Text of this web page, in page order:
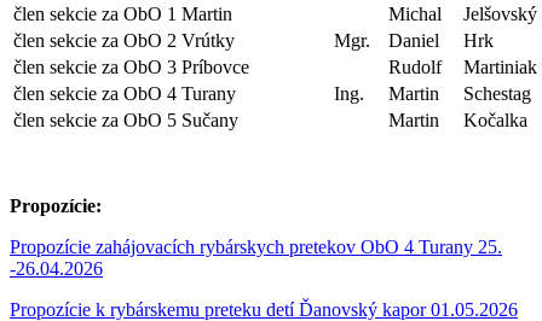
člen sekcie za ObO 1 Martin
Michal
Jelšovský
člen sekcie za ObO 2 Vrútky
Mgr. Daniel
Hrk
člen sekcie za ObO 3 Príbovce
Rudolf
Martiniak
člen sekcie za ObO 4 Turany
Ing. Martin
Schestag
člen sekcie za ObO 5 Sučany
Martin Kočalka
Propozície:
Propozície zahájovacích rybárskych pretekov ObO 4 Turany 25.
-26.04.2026
Propozície k rybárskemu preteku detí Ďanovský kapor 01.05.2026